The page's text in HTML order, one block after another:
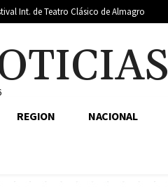
Int. de Teatro Clásico de Almagro
REGION NACIONAL